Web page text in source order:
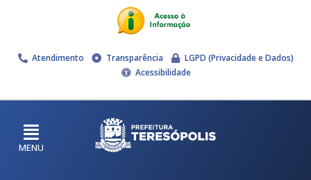
Atendimento Transparência
LGPD (Privacidade e Dados)
Acessibilidade
MENU